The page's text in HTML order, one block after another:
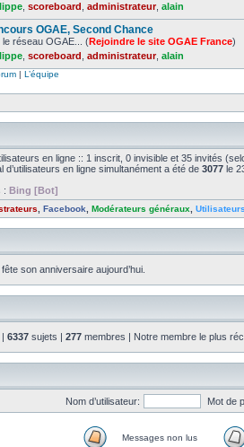
scoreboard administrateur, alain
OGAE, Second Chance
réseau OGAE... (Rejoindre le site OGAE France)
scoreboard administrateur, alain
| L’équipe
en ligne :: 1 inscrit, 0 invisible et 35 invités
d’utilisateurs en ligne simultanément a été de 3077 le
: Bing [Bot]
Facebook Modérateurs généraux
son anniversaire aujourd’hui.
6337 sujets | 277 membres | Notre membre le plus
Nom d’utilisateur: Mot de
Messages non lus